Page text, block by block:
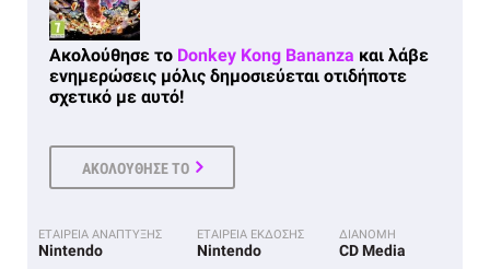
Ακολούθησε το Donkey Kong Bananza και λάβε
ενημερώσεις μόλις δημοσιεύεται οτιδήποτε
σχετικό με αυτό!
ΑΚΟΛΟΥΘΗΣΕ ΤΟ
ΕΤΑΙΡΕΙΑ ΑΝΑΠΤΥΞΗΣ
Nintendo
ΕΤΑΙΡΕΙΑ ΕΚΔΟΣΗΣ
Nintendo
ΔΙΑΝΟΜΗ
CD Media